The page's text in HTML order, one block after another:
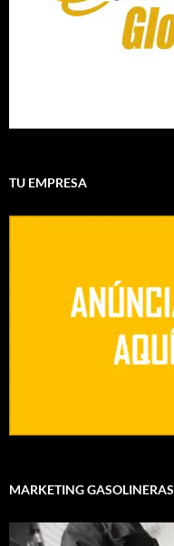
TU EMPRESA
MARKETING GASOLINERAS